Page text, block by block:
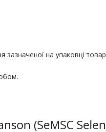
зазначеної на упаковці
(SeMSC